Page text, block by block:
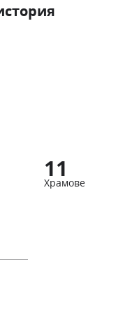
11
Храмове